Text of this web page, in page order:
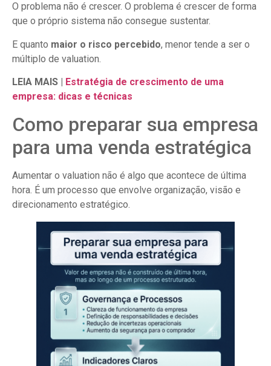
O problema não é crescer. O problema é crescer de forma
que o próprio sistema não consegue sustentar.
E quanto maior o risco percebido, menor tende a ser o
múltiplo de valuation.
LEIA MAIS | Estratégia de crescimento de uma
empresa: dicas e técnicas
Como preparar sua empresa
para uma venda estratégica
Aumentar o valuation não é algo que acontece de última
hora. É um processo que envolve organização, visão e
direcionamento estratégico.